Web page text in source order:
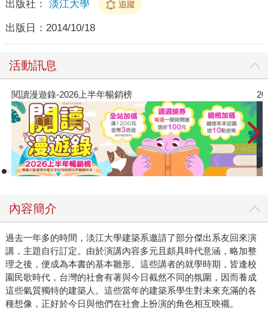
出版社： 淡江大學 追蹤
出版日： 2014/10/18
活動訊息
閱讀漫遊錄-2026上半年暢銷榜
內容簡介
過去一年多的時間，淡江大學建築系邀請了部分傑出系友回來演
講，主題自行訂定。由於演講內容多元且頗具時代意涵，略加整
理之後，便成為本書的基本雛形。這些講者的就學時期，皆逢校
園民歌時代，台灣的社會有著與今日截然不同的氛圍，因而養成
這些氣質獨特的建築人。這些當年的建築系學生對未來充滿的各
種想像，正好於今日與他們在社會上扮演的角色相互映襯。